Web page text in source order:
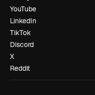
YouTube
LinkedIn
TikTok
Discord
X
Reddit